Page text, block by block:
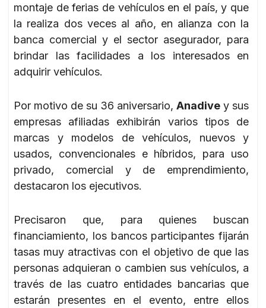
montaje de ferias de vehículos en el país, y que
la realiza dos veces al año, en alianza con la
banca comercial y el sector asegurador, para
brindar las facilidades a los interesados en
adquirir vehículos.
Por motivo de su 36 aniversario, Anadive y sus
empresas afiliadas exhibirán varios tipos de
marcas y modelos de vehículos, nuevos y
usados, convencionales e híbridos, para uso
privado, comercial y de emprendimiento,
destacaron los ejecutivos.
Precisaron que, para quienes buscan
financiamiento, los bancos participantes fijarán
tasas muy atractivas con el objetivo de que las
personas adquieran o cambien sus vehículos, a
través de las cuatro entidades bancarias que
estarán presentes en el evento, entre ellos